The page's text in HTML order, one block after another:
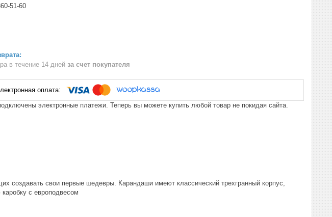
51-60
в течение 14 дней за счет покупателя
электронные платежи. Теперь вы можете купить любой товар не покидая сайта.
создавать свои первые шедевры. Карандаши имеют классический трехгранный корпус,
с европодвесом